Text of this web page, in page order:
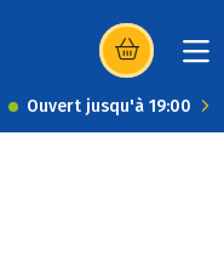
(s’ouvre dans
Ouvert jusqu'à 19:00